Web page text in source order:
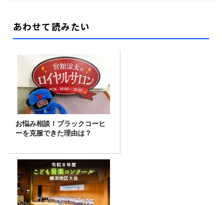
あわせて読みたい
お悩み相談！ブラックコーヒ
ーを克服できた理由は？